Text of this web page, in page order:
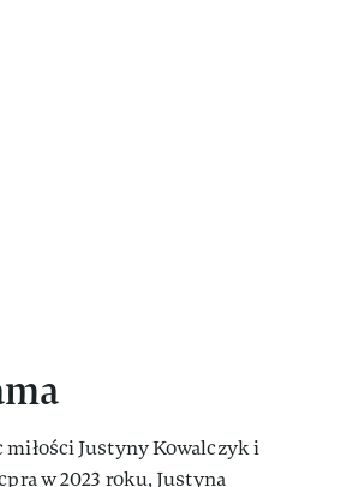
miłości Justyny Kowalczyk i
w 2023 roku, Justyna